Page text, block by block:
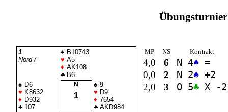
1
Nord / -
♠ B10743
♥ A5
♦ AK108
♣ B6
♠ D6
♥ K8632
♦ D932
♣ 107
N
1
♠ 9
♥ D9
♦ 7654
♣ AKD984
MP NS Kontrakt
4,0 6 N 4♠ =
0,0
2 N 2♠ +2
2,0
3 O 5♣ X -2